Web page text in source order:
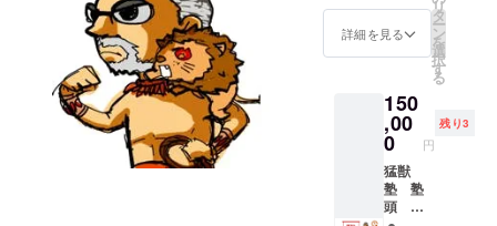
様々なカテ
ゴリー・ブ
ランドの販
案、パン
パース、
ジョイ、
VICS諸製品
等の数々の
開催は
翌日８
す ※日
程は、
都合に
より変
更の可
能性が
ありま
大村和
彦 講演
会を開
（日本
国内）
通常講
師料
１０８
０００
円をＣ
詳細を見る
リ
タ
ー
ン
を
選
択
す
る
150
,00
0 円
残り3
猛獣
塾 塾
頭 西